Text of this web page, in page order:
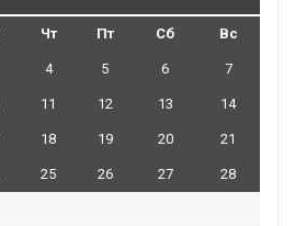
Чт Пт Сб Вс
4 5 6 7
11 12 13 14
18 19 20 21
25 26 27 28